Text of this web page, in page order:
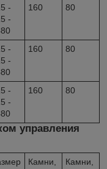
-
-
160 80
-
-
160 80
-
-
160 80
управления
Камни,
Камни,